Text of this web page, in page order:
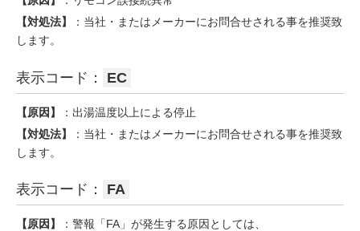
【対処法】
：当社・またはメーカーにお問合せされる事を推奨致
します。
表示コード： EC
【原因】
：出湯温度以上による停止
【対処法】
：当社・またはメーカーにお問合せされる事を推奨致
します。
表示コード： FA
【原因】
：警報「FA」が発生する原因としては、